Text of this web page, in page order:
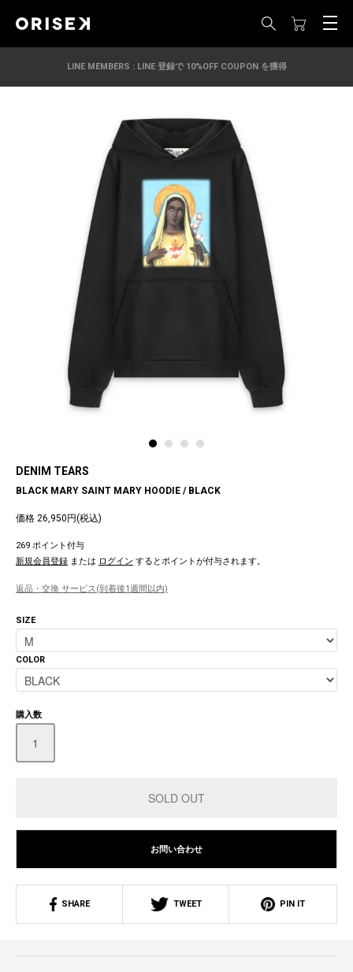
LINE MEMBERS : LINE 登録で 10%OFF COUPON を獲得
DENIM TEARS
BLACK MARY SAINT MARY HOODIE / BLACK
価格 26,950円(税込)
269 ポイント付与
新規会員登録 または ログイン するとポイントが付与されます。
返品・交換 サービス(到着後1週間以内)
SIZE
COLOR
購入数
お問い合わせ
SHARE TWEET PIN IT